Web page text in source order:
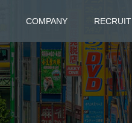
COMPANY RECRUIT